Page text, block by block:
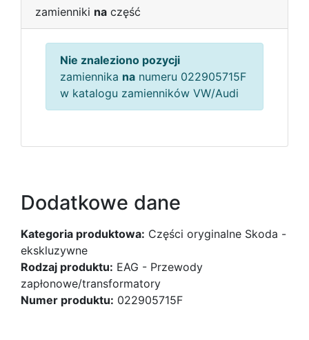
zamienniki na część
Nie znaleziono pozycji
zamiennika na numeru 022905715F
w katalogu zamienników VW/Audi
Dodatkowe dane
Kategoria produktowa: Części oryginalne Skoda -
ekskluzywne
Rodzaj produktu: EAG - Przewody
zapłonowe/transformatory
Numer produktu: 022905715F